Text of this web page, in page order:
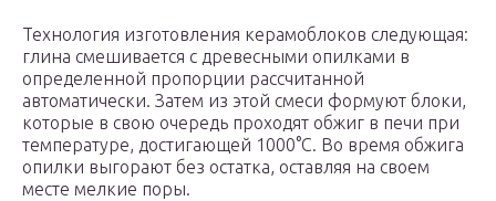
Технология изготовления керамоблоков следующая:
глина смешивается с древесными опилками в
определенной пропорции рассчитанной
автоматически. Затем из этой смеси формуют блоки,
которые в свою очередь проходят обжиг в печи при
температуре, достигающей 1000°С. Во время обжига
опилки выгорают без остатка, оставляя на своем
месте мелкие поры.